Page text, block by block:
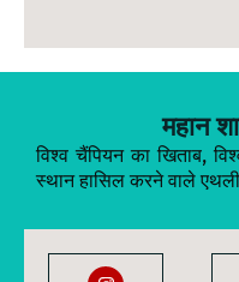
महान
विश्व चैंपियन का खिताब,
स्थान हासिल करने वाले